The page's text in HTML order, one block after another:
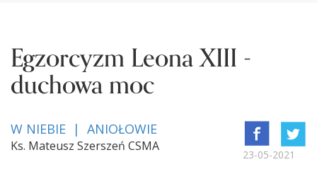
Egzorcyzm Leona XIII -
duchowa moc
W NIEBIE | ANIOŁOWIE
Ks. Mateusz Szerszeń CSMA
23-05-2021